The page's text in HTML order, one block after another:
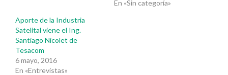
En «Sin categoría»
Aporte de la Industria
Satelital viene el Ing.
Santiago Nicolet de
Tesacom
6 mayo, 2016
En «Entrevistas»